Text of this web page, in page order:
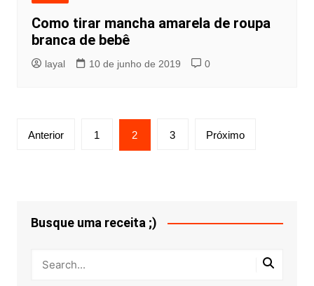
Como tirar mancha amarela de roupa
branca de bebê
layal 10 de junho de 2019 0
Paginação
Anterior 1 2 3 Próximo
Busque uma receita ;)